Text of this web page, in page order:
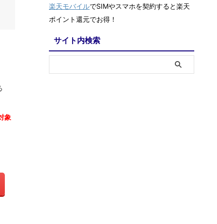
象
楽天モバイルでSIMやスマホを契約すると楽天
ポイント還元でお得！
サイト内検索